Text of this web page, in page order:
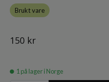
Brukt vare
150 kr
1 på lager i Norge